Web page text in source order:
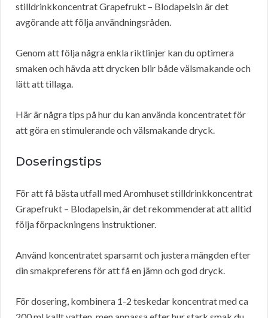
stilldrinkkoncentrat Grapefrukt – Blodapelsin är det
avgörande att följa användningsråden.
Genom att följa några enkla riktlinjer kan du optimera
smaken och hävda att drycken blir både välsmakande och
lätt att tillaga.
Här är några tips på hur du kan använda koncentratet för
att göra en stimulerande och välsmakande dryck.
Doseringstips
För att få bästa utfall med Aromhuset stilldrinkkoncentrat
Grapefrukt – Blodapelsin, är det rekommenderat att alltid
följa förpackningens instruktioner.
Använd koncentratet sparsamt och justera mängden efter
din smakpreferens för att få en jämn och god dryck.
För dosering, kombinera 1-2 teskedar koncentrat med ca